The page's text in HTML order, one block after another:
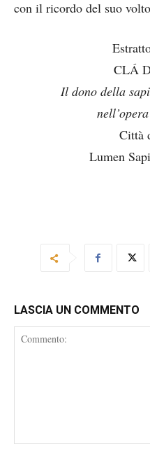
con il ricordo del suo
CLÁ
Il dono della
Città
Lumen
LASCIA UN COMMENTO